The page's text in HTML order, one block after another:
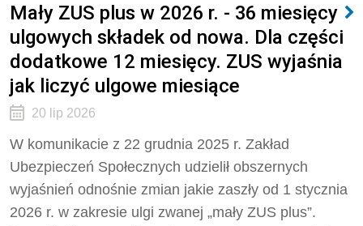
Mały ZUS plus w 2026 r. - 36 miesięcy
ulgowych składek od nowa. Dla części
dodatkowe 12 miesięcy. ZUS wyjaśnia
jak liczyć ulgowe miesiące
20 lip 2026
W komunikacie z 22 grudnia 2025 r. Zakład
Ubezpieczeń Społecznych udzielił obszernych
wyjaśnień odnośnie zmian jakie zaszły od 1 stycznia
2026 r. w zakresie ulgi zwanej „mały ZUS plus”.